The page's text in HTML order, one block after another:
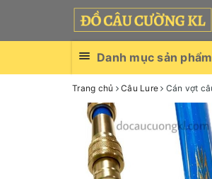
Danh mục sản phẩm
Trang chủ Câu Lure Cán vợt